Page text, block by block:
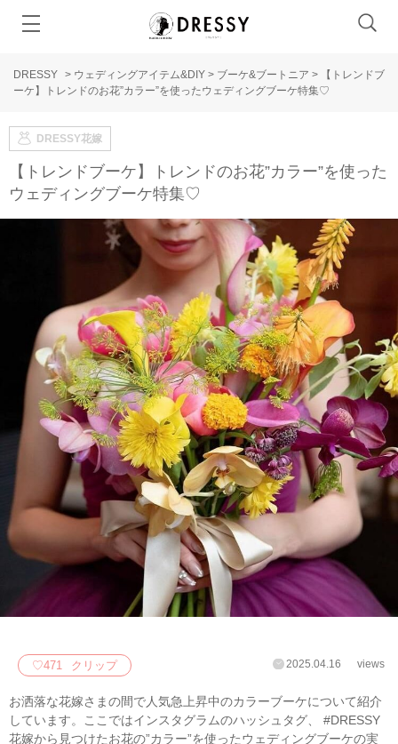
DRESSY > ウェディングアイテム&DIY > ブーケ&ブートニア >
【トレンドブ
ーケ】トレンドのお花”カラー”を使ったウェディングブーケ特集♡
DRESSY花嫁
【トレンドブーケ】トレンドのお花”カラー”を使った
ウェディングブーケ特集♡
♡471 クリップ 2025.04.16 views
お洒落な花嫁さまの間で人気急上昇中のカラーブーケについて紹介
しています。ここではインスタグラムのハッシュタグ、 #DRESSY
花嫁から見つけたお花の”カラー”を使ったウェディングブーケの実